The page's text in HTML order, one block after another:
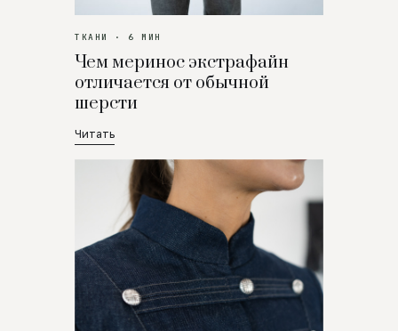
ТКАНИ · 6 МИН
Чем меринос экстрафайн
отличается от обычной
шерсти
Читать